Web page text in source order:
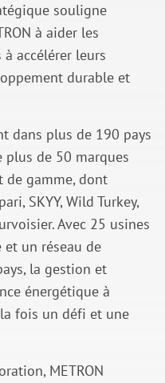
souligne
à aider les
accélérer leurs
durable et
dans plus de 190 pays
de 50 marques
de gamme, dont
SKYY, Wild Turkey,
Avec 25 usines
un réseau de
la gestion et
énergétique à
fois un défi et une
METRON